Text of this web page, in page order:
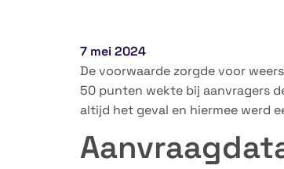
7 mei 2024
De voorwaarde zorgde voor
50 punten wekte bij aanvragers
altijd het geval en hiermee werd